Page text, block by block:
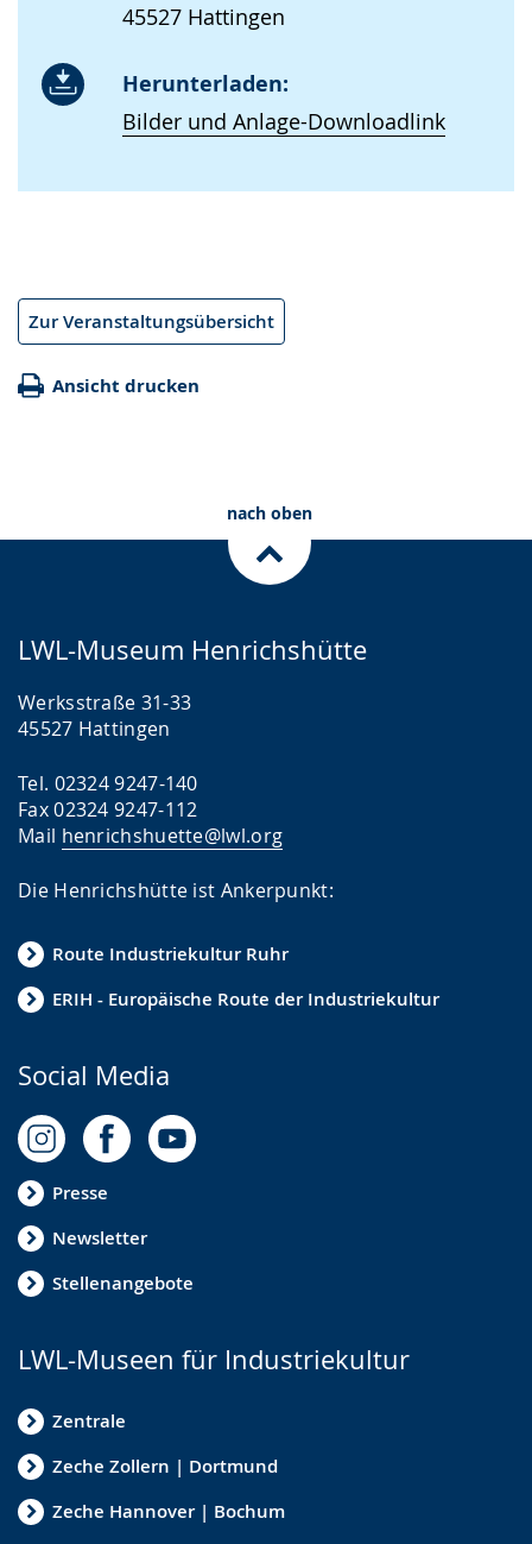
45527 Hattingen
Herunterladen:
Bilder und Anlage-Downloadlink
Zur Veranstaltungsübersicht
Ansicht drucken
nach oben
LWL-Museum Henrichshütte
Werksstraße 31-33
45527 Hattingen
Tel. 02324 9247-140
Fax 02324 9247-112
Mail henrichshuette@lwl.org
Die Henrichshütte ist Ankerpunkt:
Route Industriekultur Ruhr
ERIH - Europäische Route der Industriekultur
Social Media
Presse
Newsletter
Stellenangebote
LWL-Museen für Industriekultur
Zentrale
Zeche Zollern | Dortmund
Zeche Hannover | Bochum